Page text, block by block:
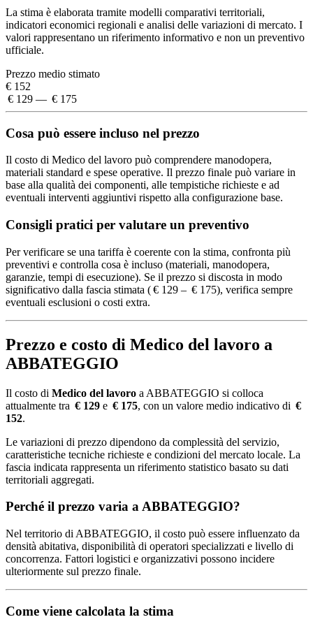
La stima è elaborata tramite modelli comparativi territoriali,
indicatori economici regionali e analisi delle variazioni di mercato. I
valori rappresentano un riferimento informativo e non un preventivo
ufficiale.
Prezzo medio stimato
€ 152
€ 129 — € 175
Cosa può essere incluso nel prezzo
Il costo di Medico del lavoro può comprendere manodopera,
materiali standard e spese operative. Il prezzo finale può variare in
base alla qualità dei componenti, alle tempistiche richieste e ad
eventuali interventi aggiuntivi rispetto alla configurazione base.
Consigli pratici per valutare un preventivo
Per verificare se una tariffa è coerente con la stima, confronta più
preventivi e controlla cosa è incluso (materiali, manodopera,
garanzie, tempi di esecuzione). Se il prezzo si discosta in modo
significativo dalla fascia stimata ( € 129 – € 175), verifica sempre
eventuali esclusioni o costi extra.
Prezzo e costo di Medico del lavoro a
ABBATEGGIO
Il costo di Medico del lavoro a ABBATEGGIO si colloca
attualmente tra € 129 e € 175, con un valore medio indicativo di €
152.
Le variazioni di prezzo dipendono da complessità del servizio,
caratteristiche tecniche richieste e condizioni del mercato locale. La
fascia indicata rappresenta un riferimento statistico basato su dati
territoriali aggregati.
Perché il prezzo varia a ABBATEGGIO?
Nel territorio di ABBATEGGIO, il costo può essere influenzato da
densità abitativa, disponibilità di operatori specializzati e livello di
concorrenza. Fattori logistici e organizzativi possono incidere
ulteriormente sul prezzo finale.
Come viene calcolata la stima